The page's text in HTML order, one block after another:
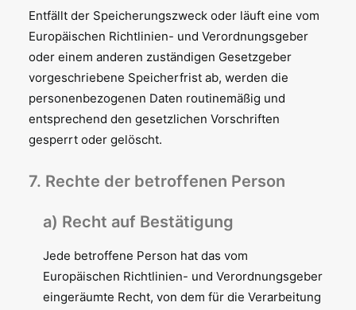
Entfällt der Speicherungszweck oder läuft eine vom
Europäischen Richtlinien- und Verordnungsgeber
oder einem anderen zuständigen Gesetzgeber
vorgeschriebene Speicherfrist ab, werden die
personenbezogenen Daten routinemäßig und
entsprechend den gesetzlichen Vorschriften
gesperrt oder gelöscht.
7. Rechte der betroffenen Person
a) Recht auf Bestätigung
Jede betroffene Person hat das vom
Europäischen Richtlinien- und Verordnungsgeber
eingeräumte Recht, von dem für die Verarbeitung